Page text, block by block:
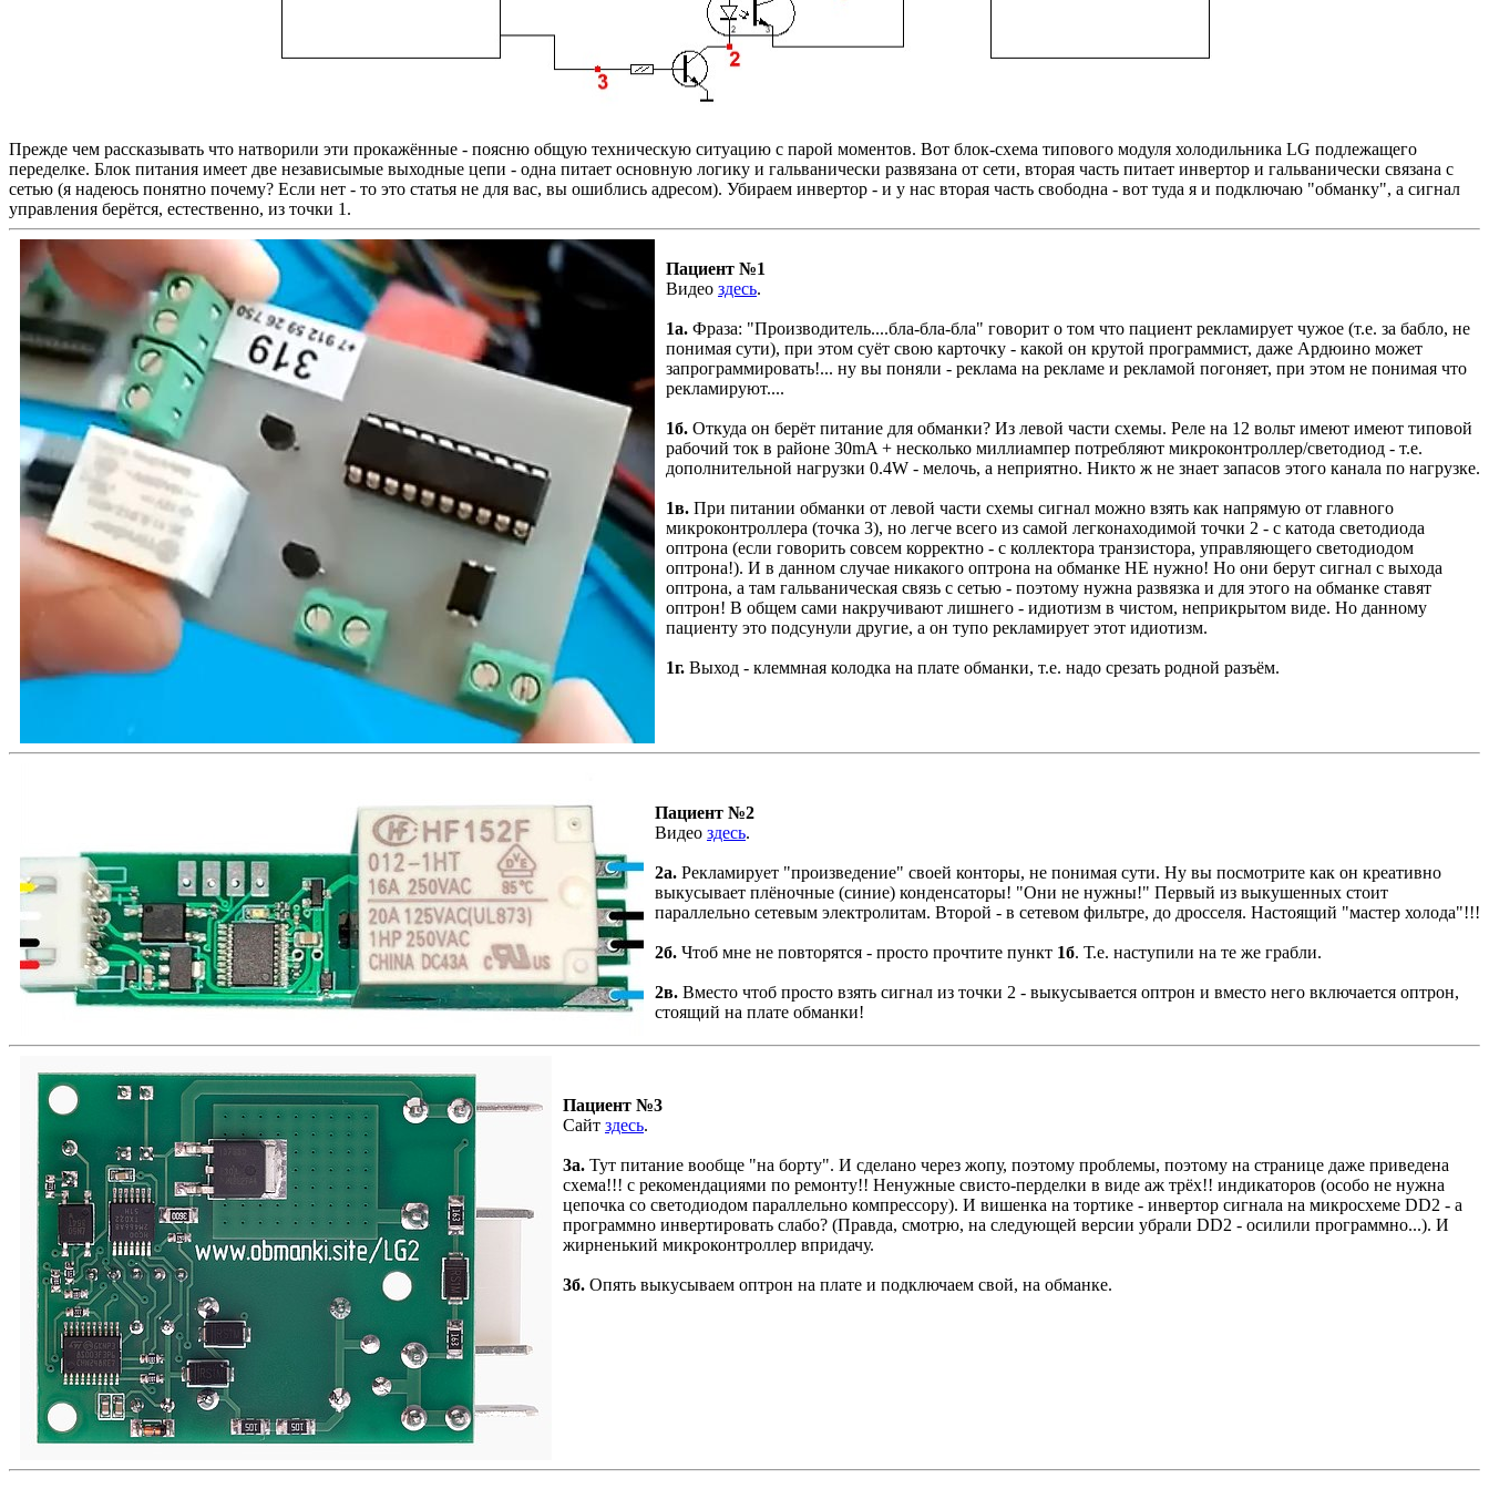
Прежде чем рассказывать что натворили эти прокажённые - поясню общую техническую ситуацию с парой моментов. Вот блок-схема типового модуля холодильника LG подлежащего
переделке. Блок питания имеет две независымые выходные цепи - одна питает основную логику и гальванически развязана от сети, вторая часть питает инвертор и гальванически связана с
сетью (я надеюсь понятно почему? Если нет - то это статья не для вас, вы ошиблись адресом). Убираем инвертор - и у нас вторая часть свободна - вот туда я и подключаю "обманку", а сигнал
управления берётся, естественно, из точки 1.
Пациент №1
Видео здесь.
1а. Фраза: "Производитель....бла-бла-бла" говорит о том что пациент рекламирует чужое (т.е. за бабло, не
понимая сути), при этом суёт свою карточку - какой он крутой программист, даже Ардюино может
запрограммировать!... ну вы поняли - реклама на рекламе и рекламой погоняет, при этом не понимая что
рекламируют....
1б. Откуда он берёт питание для обманки? Из левой части схемы. Реле на 12 вольт имеют имеют типовой
рабочий ток в районе 30mA + несколько миллиампер потребляют микроконтроллер/светодиод - т.е.
дополнительной нагрузки 0.4W - мелочь, а неприятно. Никто ж не знает запасов этого канала по нагрузке.
1в. При питании обманки от левой части схемы сигнал можно взять как напрямую от главного
микроконтроллера (точка 3), но легче всего из самой легконаходимой точки 2 - с катода светодиода
оптрона (если говорить совсем корректно - с коллектора транзистора, управляющего светодиодом
оптрона!). И в данном случае никакого оптрона на обманке НЕ нужно! Но они берут сигнал с выхода
оптрона, а там гальваническая связь с сетью - поэтому нужна развязка и для этого на обманке ставят
оптрон! В общем сами накручивают лишнего - идиотизм в чистом, неприкрытом виде. Но данному
пациенту это подсунули другие, а он тупо рекламирует этот идиотизм.
1г. Выход - клеммная колодка на плате обманки, т.е. надо срезать родной разъём.
Пациент №2
Видео здесь.
2а. Рекламирует "произведение" своей конторы, не понимая сути. Ну вы посмотрите как он креативно
выкусывает плёночные (синие) конденсаторы! "Они не нужны!" Первый из выкушенных стоит
параллельно сетевым электролитам. Второй - в сетевом фильтре, до дросселя. Настоящий "мастер холода"!!!
2б. Чтоб мне не повторятся - просто прочтите пункт 1б. Т.е. наступили на те же грабли.
2в. Вместо чтоб просто взять сигнал из точки 2 - выкусывается оптрон и вместо него включается оптрон,
стоящий на плате обманки!
Пациент №3
Сайт здесь.
3а. Тут питание вообще "на борту". И сделано через жопу, поэтому проблемы, поэтому на странице даже приведена
схема!!! с рекомендациями по ремонту!! Ненужные свисто-перделки в виде аж трёх!! индикаторов (особо не нужна
цепочка со светодиодом параллельно компрессору). И вишенка на тортике - инвертор сигнала на микросхеме DD2 - а
программно инвертировать слабо? (Правда, смотрю, на следующей версии убрали DD2 - осилили программно...). И
жирненький микроконтроллер впридачу.
3б. Опять выкусываем оптрон на плате и подключаем свой, на обманке.